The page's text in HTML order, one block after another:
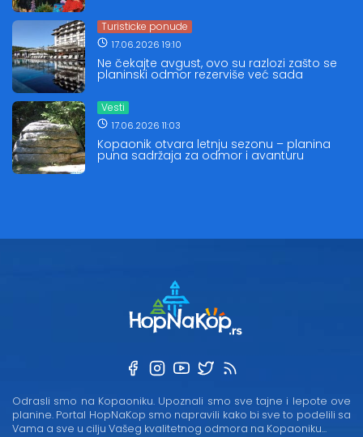
Turisticke ponude
17.06.2026 19:10
Ne čekajte avgust, ovo su razlozi zašto se
planinski odmor rezerviše već sada
Vesti
17.06.2026 11:03
Kopaonik otvara letnju sezonu – planina
puna sadržaja za odmor i avanturu
Odrasli smo na Kopaoniku. Upoznali smo sve tajne i lepote ove
planine. Portal HopNaKop smo napravili kako bi sve to podelili sa
Vama a sve u cilju Vašeg kvalitetnog odmora na Kopaoniku...